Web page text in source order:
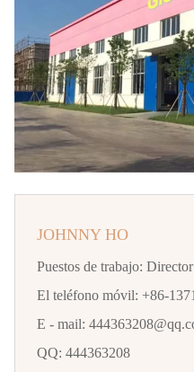
JOHNNY HO
Puestos de trabajo: Director
El teléfono móvil: +86-
E - mail:
QQ: 444363208